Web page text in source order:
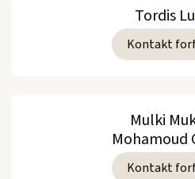
Tordis
Kontakt
Mulki
Mohamoud
Kontakt